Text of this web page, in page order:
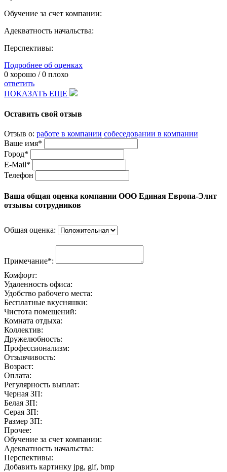
Обучение за счет компании:
Адекватность начальства:
Перспективы:
Подробнее об оценках
0 хорошо /0 плохо
ответить
ПОКАЗАТЬ ЕЩЕ
Оставить свой отзыв
Отзыв о: работе в компании собеседовании в компании
Ваше имя*
Город*
E-Mail*
Телефон
Ваша общая оценка компании ООО Единая Европа-Элит
отзывы сотрудников
Общая оценка:
Примечание*:
Комфорт:
Удаленность офиса:
Удобство рабочего места:
Бесплатные вкусняшки:
Чистота помещений:
Комната отдыха:
Коллектив:
Дружелюбность:
Профессионализм:
Отзывчивость:
Возраст:
Оплата:
Регулярность выплат:
Черная ЗП:
Белая ЗП:
Серая ЗП:
Размер ЗП:
Прочее:
Обучение за счет компании:
Адекватность начальства:
Перспективы:
Добавить картинку jpg, gif, bmp